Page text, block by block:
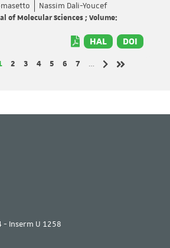
Nassim Dali-Youcef
of Molecular Sciences ; Volume:
HAL DOI
Page
2 Page
3 Page
4 Page
5 Page
6 Page
7
…
- Inserm U 1258